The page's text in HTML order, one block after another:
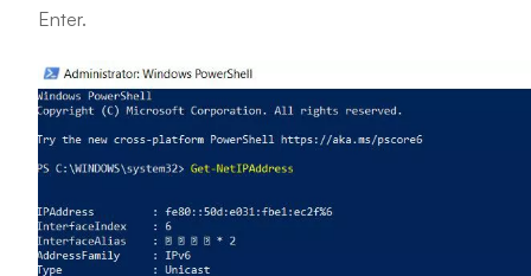
Enter.